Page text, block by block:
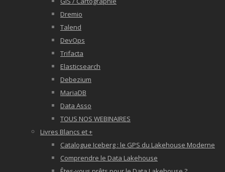
Dremio
Talend
DevOps
Trifacta
Elasticsearch
Debezium
MariaDB
Data Asso
TOUS NOS WEBINAIRES
Livres Blancs et +
Catalogue Iceberg : le GPS du Lakehouse Moderne
Comprendre le Data Lakehouse